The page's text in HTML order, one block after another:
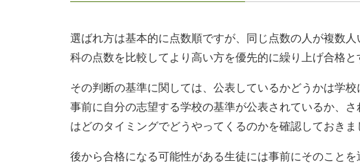
選ばれ方は基本的に点数順ですが、同じ点数の人が複数
科の点数を比較してより高い方を優先的に繰り上げ合格
その判断の基準に関しては、公表しているかどうかは学校
事前に自分の志望する学校の基準が公表されているか、
はどのタイミングでどうやってくるのかを確認しておきま
後から合格になる可能性がある生徒には事前にそのこと